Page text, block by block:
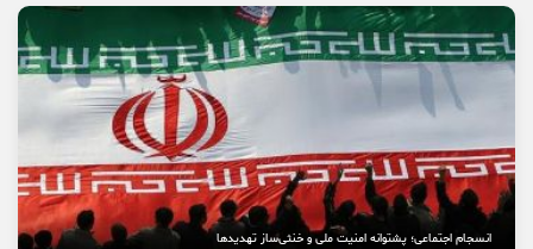
انسجام اجتماعی؛ پشتوانه امنیت ملی و خنثی‌ساز تهدیدها